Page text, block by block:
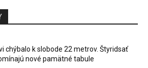
chýbalo k slobode 22 metrov. Štyridsať
nové pamätné tabule